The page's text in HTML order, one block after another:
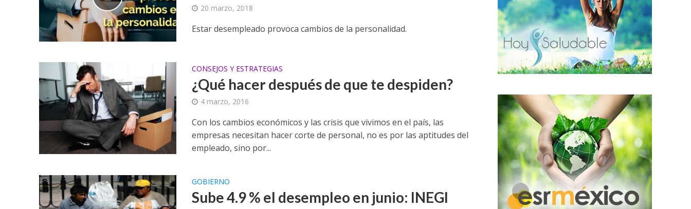
20 marzo, 2018
Estar desempleado provoca cambios de la personalidad.
CONSEJOS Y ESTRATEGIAS
¿Qué hacer después de que te despiden?
4 marzo, 2016
Con los cambios económicos y las crisis que vivimos en el país, las
empresas necesitan hacer corte de personal, no es por las aptitudes del
empleado, sino por...
GOBIERNO
Sube 4.9 % el desempleo en junio: INEGI